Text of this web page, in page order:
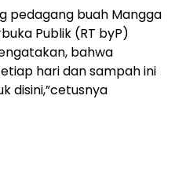
pedagang buah Mangga
Publik (RT byP)
bahwa
hari dan sampah ini
disini,”cetusnya